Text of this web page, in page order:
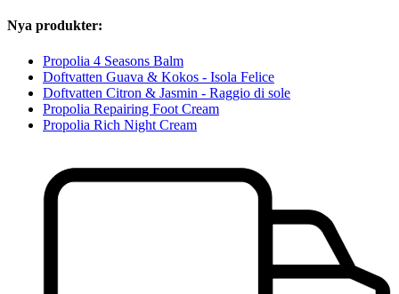
Nya produkter:
Propolia 4 Seasons Balm
Doftvatten Guava & Kokos - Isola Felice
Doftvatten Citron & Jasmin - Raggio di sole
Propolia Repairing Foot Cream
Propolia Rich Night Cream